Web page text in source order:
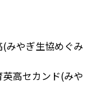
やぎ生協めぐみ
高セカンド(みや